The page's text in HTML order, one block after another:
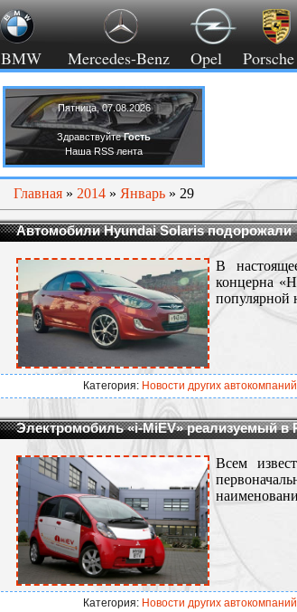
BMW Mercedes-Benz Opel Porsche
Пятница, 07.08.2026
ЗдравствуйтеГость
Наша RSS лента
Главная » 2014 » Январь » 29
Автомобили Hyundai Solaris подорожали
В
концерна
популярной
Категория: Новости других автокомпаний
Электромобиль «i-MiEV» реализуемый в
Всем
Категория: Новости других автокомпаний